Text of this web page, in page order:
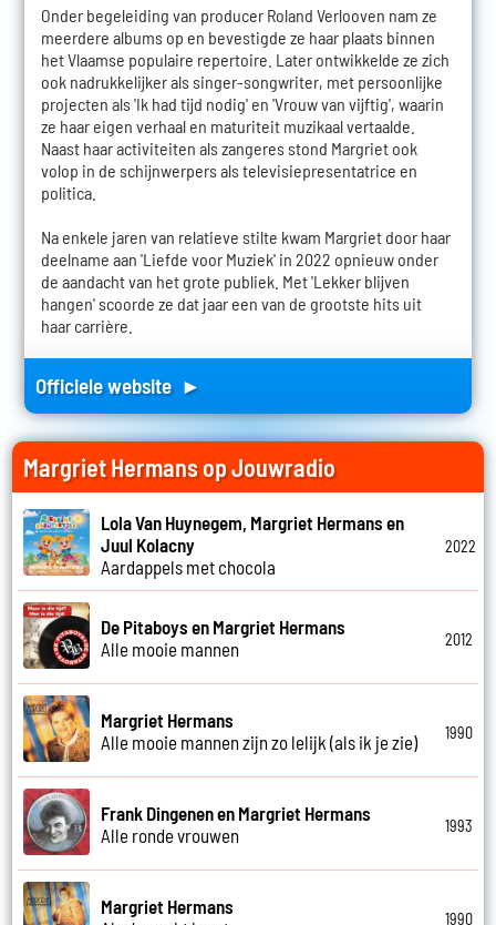
Onder begeleiding van producer Roland Verlooven nam ze
meerdere albums op en bevestigde ze haar plaats binnen
het Vlaamse populaire repertoire. Later ontwikkelde ze zich
ook nadrukkelijker als singer-songwriter, met persoonlijke
projecten als 'Ik had tijd nodig' en 'Vrouw van vijftig', waarin
ze haar eigen verhaal en maturiteit muzikaal vertaalde.
Naast haar activiteiten als zangeres stond Margriet ook
volop in de schijnwerpers als televisiepresentatrice en
politica.
Na enkele jaren van relatieve stilte kwam Margriet door haar
deelname aan 'Liefde voor Muziek' in 2022 opnieuw onder
de aandacht van het grote publiek. Met 'Lekker blijven
hangen' scoorde ze dat jaar een van de grootste hits uit
haar carrière.
Officiele website ►
Margriet Hermans op Jouwradio
Lola Van Huynegem, Margriet Hermans en
Juul Kolacny
Aardappels met chocola
2022
De Pitaboys en Margriet Hermans
Alle mooie mannen
2012
Margriet Hermans
Alle mooie mannen zijn zo lelijk (als ik je zie)
1990
Frank Dingenen en Margriet Hermans
Alle ronde vrouwen
1993
Margriet Hermans
1990